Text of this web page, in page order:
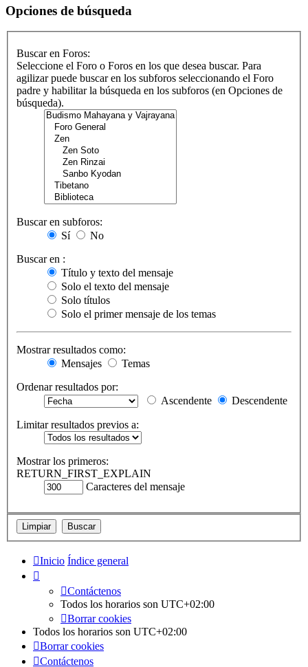
Opciones de búsqueda
Buscar en Foros:
Seleccione el Foro o Foros en los que desea buscar. Para
agilizar puede buscar en los subforos seleccionando el Foro
padre y habilitar la búsqueda en los subforos (en Opciones de
búsqueda).
Buscar en subforos:
Sí
No
Buscar en :
Título y texto del mensaje
Solo el texto del mensaje
Solo títulos
Solo el primer mensaje de los temas
Mostrar resultados como:
Mensajes
Temas
Ordenar resultados por:
Ascendente
Descendente
Limitar resultados previos a:
Mostrar los primeros:
RETURN_FIRST_EXPLAIN
Caracteres del mensaje
Inicio Índice general
Contáctenos
Todos los horarios son UTC+02:00
Borrar cookies
Todos los horarios son UTC+02:00
Borrar cookies
Contáctenos